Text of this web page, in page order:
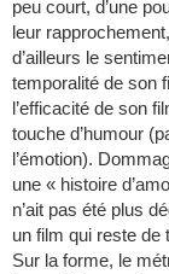
peu court, d’une
leur
d’ailleurs le
temporalité de son
l’efficacité de son
touche d’humour
l’émotion).
une « histoire
n’ait pas été plus
un film qui reste de
Sur la forme, le